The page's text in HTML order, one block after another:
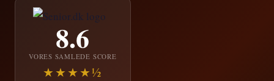
8.6
VORES SAMLEDE SCORE
★★★★½